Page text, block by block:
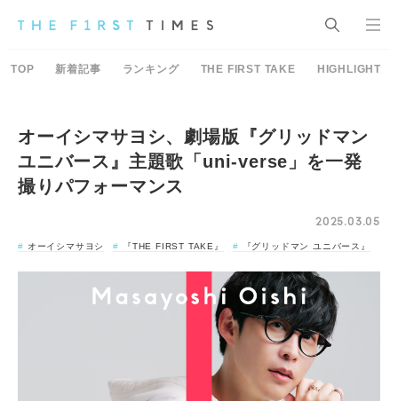
TOP 新着記事 ランキング THE FIRST TAKE HIGHLIGHT
オーイシマサヨシ、劇場版『グリッドマン
ユニバース』主題歌「uni-verse」を一発
撮りパフォーマンス
2025.03.05
オーイシマサヨシ 『THE FIRST TAKE』 『グリッドマン ユニバース』